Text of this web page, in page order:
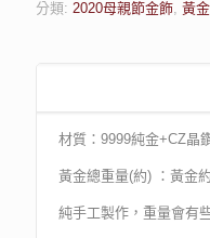
分類: 2020母親節金飾 黃
材質：9999純金+CZ晶
黃金總重量(約) ：黃金
純手工製作，重量會有